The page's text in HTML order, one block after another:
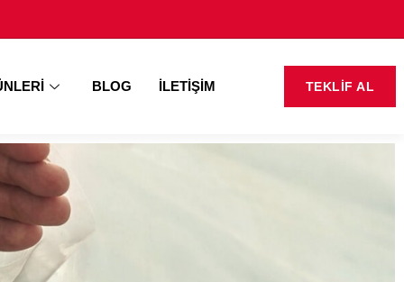
BLOG İLETIŞIM TEKLIF AL